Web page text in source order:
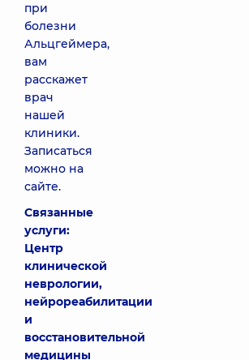
при
болезни
Альцгеймера,
вам
расскажет
врач
нашей
клиники.
Записаться
можно на
сайте.
Связанные
услуги:
Центр
клинической
неврологии,
нейрореабилитации
и
восстановительной
медицины